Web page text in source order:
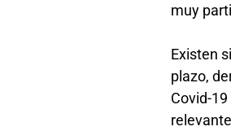
muy
Existen
plazo,
Covid-